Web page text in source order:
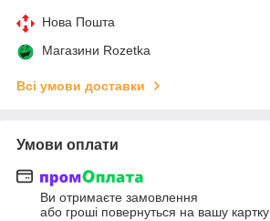
Нова Пошта
Магазини Rozetka
Всі умови доставки
Умови оплати
Ви отримаєте замовлення
або гроші повернуться на вашу картку